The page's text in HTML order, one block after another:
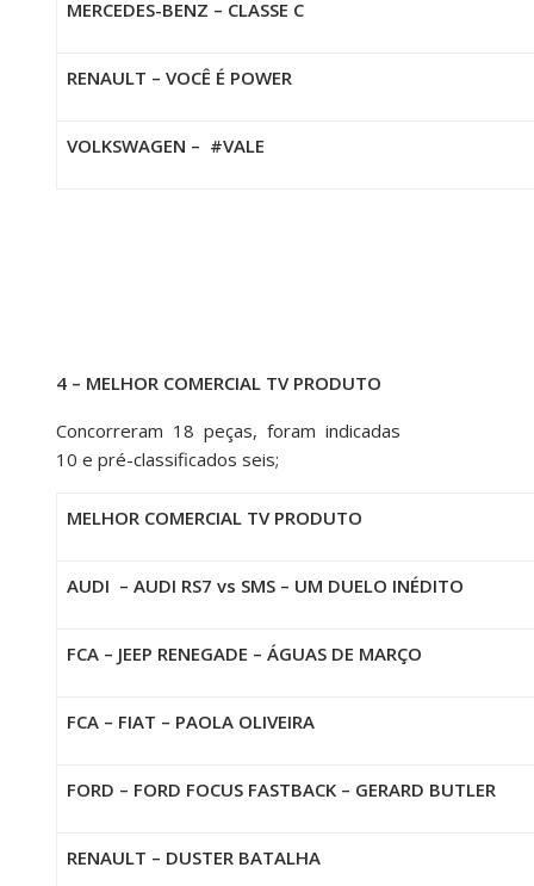
MERCEDES-BENZ – CLASSE C
RENAULT – VOCÊ É POWER
VOLKSWAGEN – #VALE
4 – MELHOR COMERCIAL TV PRODUTO
Concorreram 18 peças, foram indicadas
10 e pré-classificados seis;
MELHOR COMERCIAL TV PRODUTO
AUDI – AUDI RS7 vs SMS – UM DUELO INÉDITO
FCA – JEEP RENEGADE – ÁGUAS DE MARÇO
FCA – FIAT – PAOLA OLIVEIRA
FORD – FORD FOCUS FASTBACK – GERARD BUTLER
RENAULT – DUSTER BATALHA